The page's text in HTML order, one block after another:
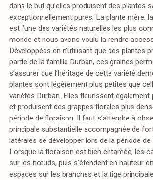
dans le but qu’elles produisent des plantes
exceptionnellement pures. La plante mère,
est l’une des variétés naturelles les plus
monde et nous avons voulu la rendre
Développées en n’utilisant que des plantes
partie de la famille Durban, ces graines
s’assurer que l’héritage de cette variété
plantes sont légèrement plus petites que
variétés Durban. Elles fleurissent également
et produisent des grappes florales plus
période de floraison. Il faut s’attendre à
principale substantielle accompagnée de
latérales se développer lors de la période de
Lorsque la floraison est bien entamée, les
sur les nœuds, puis s’étendent en hauteur
espaces sur les branches et la tige